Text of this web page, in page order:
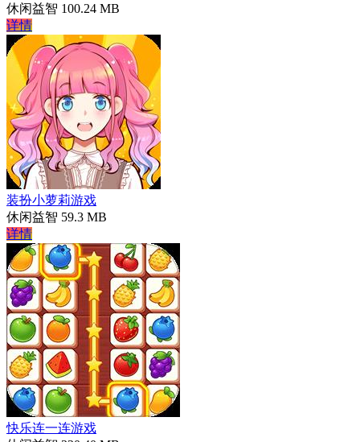
休闲益智 100.24 MB
详情
装扮小萝莉游戏
休闲益智 59.3 MB
详情
快乐连一连游戏